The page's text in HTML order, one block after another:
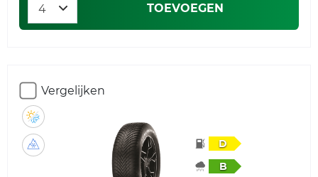
TOEVOEGEN
Vergelijken
D
B